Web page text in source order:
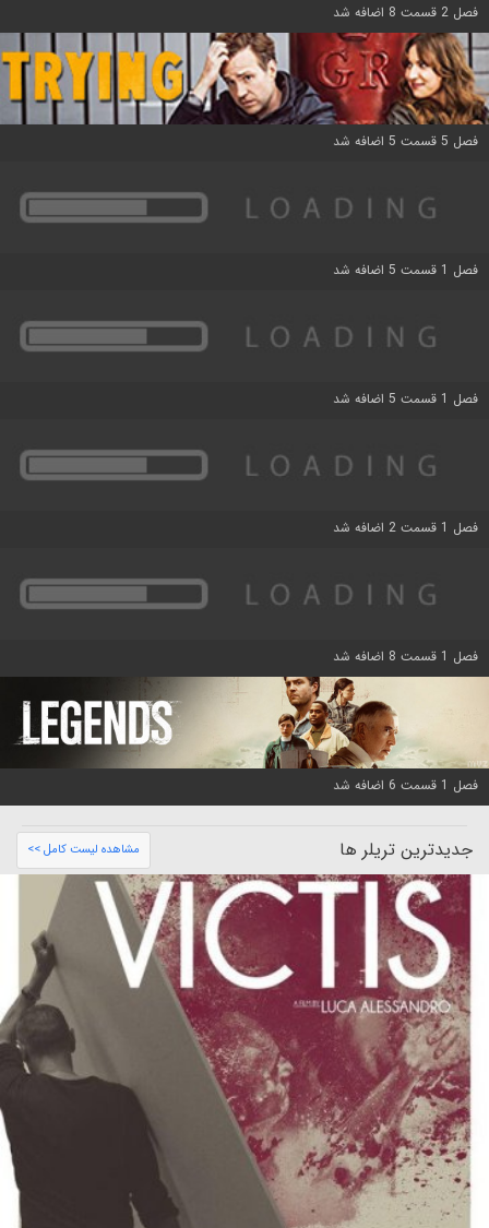
فصل 2 قسمت 8 اضافه شد
فصل 5 قسمت 5 اضافه شد
فصل 1 قسمت 5 اضافه شد
فصل 1 قسمت 5 اضافه شد
فصل 1 قسمت 2 اضافه شد
فصل 1 قسمت 8 اضافه شد
فصل 1 قسمت 6 اضافه شد
جدیدترین تریلر ها مشاهده لیست کامل >>